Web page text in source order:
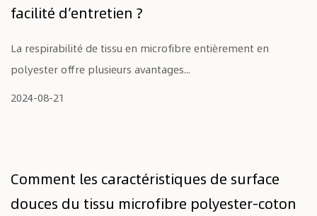
facilité d’entretien ?
La respirabilité de tissu en microfibre entièrement en
polyester offre plusieurs avantages...
2024-08-21
Comment les caractéristiques de surface
douces du tissu microfibre polyester-coton